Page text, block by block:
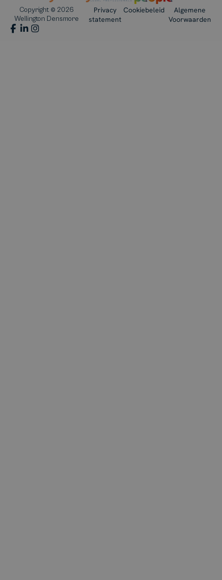
Copyright © 2026
Wellington Densmore
Privacy
statement
Cookiebeleid
Algemene
Voorwaarden